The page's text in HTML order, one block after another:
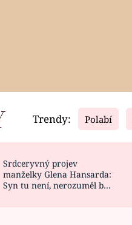
Video
CELEBRITY
VAŘENÍ
Trendy: Polabí
Srdceryvný projev
manželky Glena Hansarda:
Syn tu není, nerozuměl by